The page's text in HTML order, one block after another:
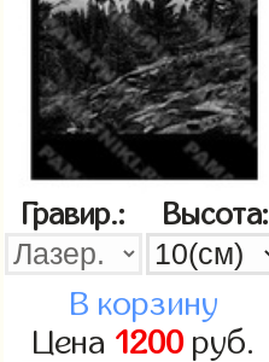
Гравир.: Высота:
В корзину
Цена 1200руб.